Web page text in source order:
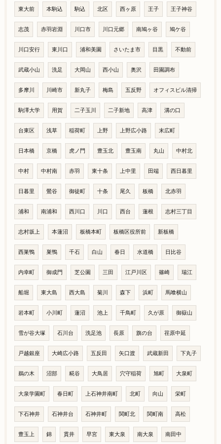
東大前 本駒込 駒込 北区 西ヶ原 王子 王子神谷
志茂 赤羽岩淵 川口市 川口元郷 南鳩ヶ谷 鳩ケ谷
川口安行 東川口 浦和美園 さいたま市 目黒 不動前
武蔵小山 洗足 大岡山 西小山 奥沢 田園調布
多摩川 川崎市 新丸子 梅島 五反野 オフィスビル清掃
駒澤大学 用賀 二子玉川 二子新地 高津 溝の口
台東区 浅草 稲荷町 上野 上野広小路 末広町
日本橋 京橋 虎ノ門 豊玉北 豊玉南 丸山 中村北
中村 中村南 赤羽 東十条 上中里 田端 西日暮里
日暮里 鶯谷 御徒町 十条 尾久 板橋 北赤羽
浦和 南浦和 西川口 川口 西台 蓮根 志村三丁目
志村坂上 本蓮沼 板橋本町 板橋区役所前 新板橋
西巣鴨 巣鴨 千石 白山 春日 水道橋 日比谷
内幸町 御成門 芝公園 三田 江戸川区 篠崎 瑞江
船堀 東大島 西大島 菊川 森下 浜町 馬喰横山
岩本町 小川町 蓮沼 池上 千鳥町 久が原 御嶽山
雪が谷大塚 石川台 洗足池 長原 旗の台 荏原中延
戸越銀座 大崎広小路 五反田 矢口渡 武蔵新田 下丸子
鵜の木 沼部 糀谷 大鳥居 穴守稲荷 旭町 大泉町
大泉学園町 春日町 上石神井南町 北町 向山 栄町
下石神井 石神井台 石神井町 関町北 関町南 高松
豊玉上 錦 貫井 早宮 東大泉 南大泉 南田中